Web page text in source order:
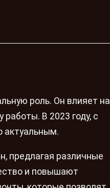
роль. Он влияет на
В 2023 году, с
актуальным.
предлагая различные
и повышают